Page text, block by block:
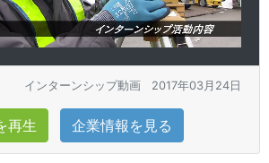
インターンシップ動画 2017年03月24日
再生 企業情報を見る